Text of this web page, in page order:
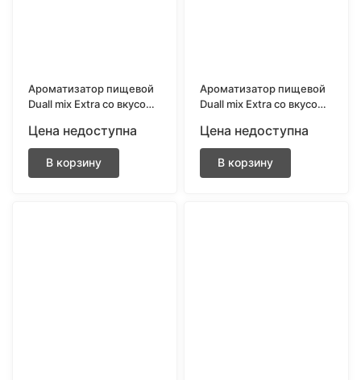
Ароматизатор пищевой
Duall mix Extra со вкусом
Цена недоступна
В корзину
Ароматизатор пищевой
Duall mix Extra со вкусом
Цена недоступна
В корзину